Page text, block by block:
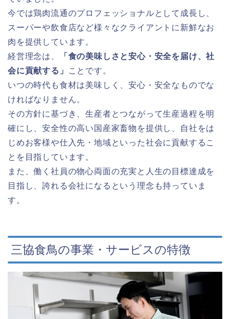
今では鶏肉流通のプロフェッショナルとして成長し、
スーパーや飲食店など様々なクライアントに新鮮なお
肉を提供しています。
経営理念は、
「食の美味しさと安心・安全を届け、社
会に貢献する」
ことです。
いつの時代も食材は美味しく、安心・安全なものでな
ければなりません。
その方針に基づき、生産者とつながって生産過程を明
確にし、安全性の高い国産家畜物を提供し、自社をは
じめお客様や仕入先・地域といった社会に貢献するこ
とを目指しています。
また、働く社員の物心両面の充実と人生の目標達成を
目指し、誇れる会社になるという理念も持っていま
す。
三協食鳥の事業・サービスの特徴